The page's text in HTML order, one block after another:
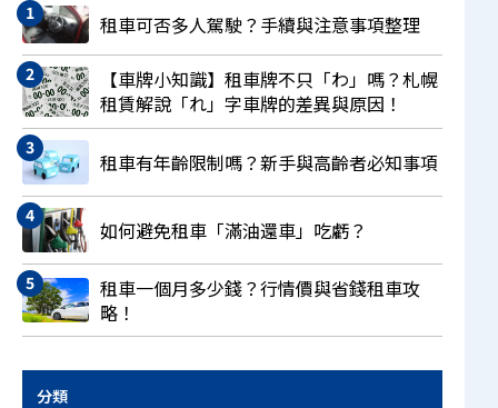
租車可否多人駕駛？手續與注意事項整理
【車牌小知識】租車牌不只「わ」嗎？札幌
租賃解說「れ」字車牌的差異與原因！
租車有年齡限制嗎？新手與高齡者必知事項
如何避免租車「滿油還車」吃虧？
租車一個月多少錢？行情價與省錢租車攻
略！
分類